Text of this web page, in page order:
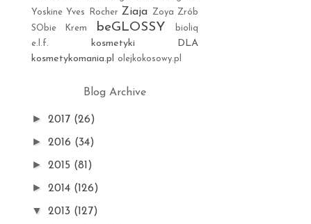
Yoskine Yves Rocher Ziaja Zoya Zrób
SObie Krem
beGLOSSY
bioliq
e.l.f.
kosmetyki DLA
kosmetykomania.pl olejkokosowy.pl
Blog Archive
► 2017 (26)
► 2016 (34)
► 2015 (81)
► 2014 (126)
▼ 2013 (127)